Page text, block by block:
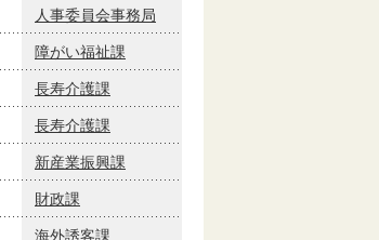
人事委員会事務局
障がい福祉課
長寿介護課
長寿介護課
新産業振興課
財政課
海外誘客課